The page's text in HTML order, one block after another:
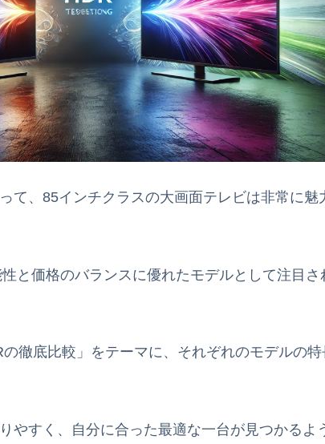
て、85インチクラスの大画面テレビは非常に魅
と価格のバランスに優れたモデルとして注目さ
徹底比較」をテーマに、それぞれのモデルの特
やすく、自分に合った最適な一台が見つかるよ